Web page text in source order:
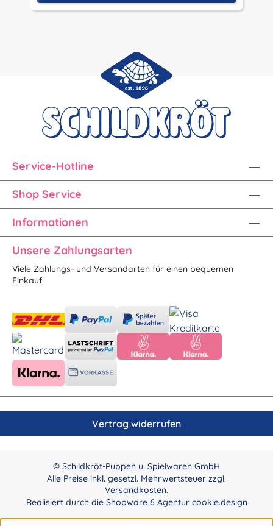
Service-Hotline
Shop Service
Informationen
Unsere Zahlungsarten
Viele Zahlungs- und Versandarten für einen bequemen
Einkauf.
Vertrag widerrufen
© Schildkröt-Puppen u. Spielwaren GmbH
Alle Preise inkl. gesetzl. Mehrwertsteuer zzgl.
Versandkosten.
Realisiert durch die Shopware 6 Agentur cookie.design